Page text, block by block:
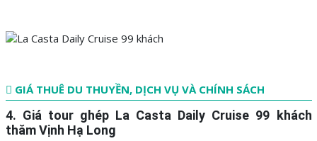
GIÁ THUÊ DU THUYỀN, DỊCH VỤ VÀ CHÍNH SÁCH
4. Giá tour ghép La Casta Daily Cruise 99 khách
thăm Vịnh Hạ Long